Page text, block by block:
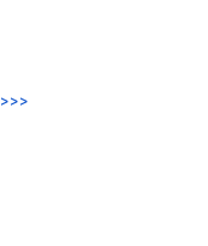
>>>